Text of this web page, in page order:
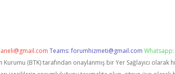
Teams:forumhizmeti@gmail.com
Kurumu (BTK) tarafından onaylanmış bir Yer Sağlayıcı